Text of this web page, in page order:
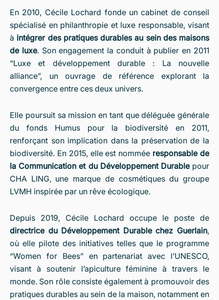
En 2010, Cécile Lochard fonde un cabinet de conseil
spécialisé en philanthropie et luxe responsable, visant
à intégrer des pratiques durables au sein des maisons
de luxe. Son engagement la conduit à publier en 2011
“Luxe et développement durable : La nouvelle
alliance”, un ouvrage de référence explorant la
convergence entre ces deux univers.
Elle poursuit sa mission en tant que déléguée générale
du fonds Humus pour la biodiversité en 2011,
renforçant son implication dans la préservation de la
biodiversité. En 2015, elle est nommée responsable de
la Communication et du Développement Durablepour
CHA LING, une marque de cosmétiques du groupe
LVMH inspirée par un rêve écologique.
Depuis 2019, Cécile Lochard occupe le poste de
directrice du Développement Durable chez Guerlain,
où elle pilote des initiatives telles que le programme
“Women for Bees” en partenariat avec l’UNESCO,
visant à soutenir l’apiculture féminine à travers le
monde. Son rôle consiste également à promouvoir des
pratiques durables au sein de la maison, notamment en